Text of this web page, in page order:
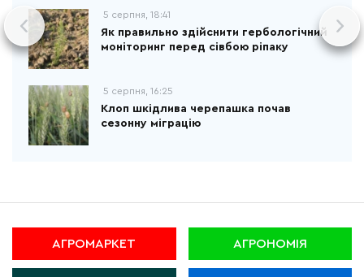
5 серпня, 18:41
Як правильно здійснити гербологічний
моніторинг перед сівбою ріпаку
5 серпня, 16:25
Клоп шкідлива черепашка почав
сезонну міграцію
АГРОМАРКЕТ АГРОНОМІЯ